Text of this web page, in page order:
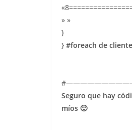
» »
}
} #foreach de
Seguro que hay
míos 🙂